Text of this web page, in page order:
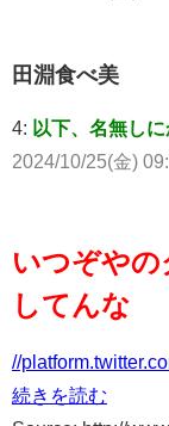
田淵食べ美
4: 以下、名無し
2024/10/25(金)
いつぞや
してんな
//
続きを読む